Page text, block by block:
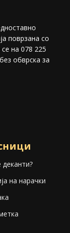
поврзана со
на 078 225
обврска за
на нарачки